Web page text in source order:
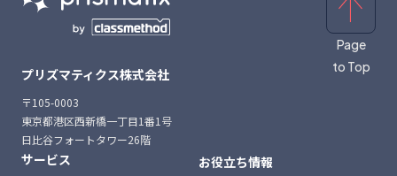
プリズマティクス株式会社
〒105-0003
東京都港区西新橋一丁目1番1号
日比谷フォートタワー26階
サービス
お役立ち情報
Page
to Top